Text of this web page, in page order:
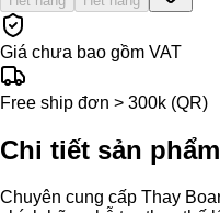
Giá chưa bao gồm VAT
Free ship đơn > 300k (QR)
Chi tiết sản phẩm
Chuyên cung cấp Thay